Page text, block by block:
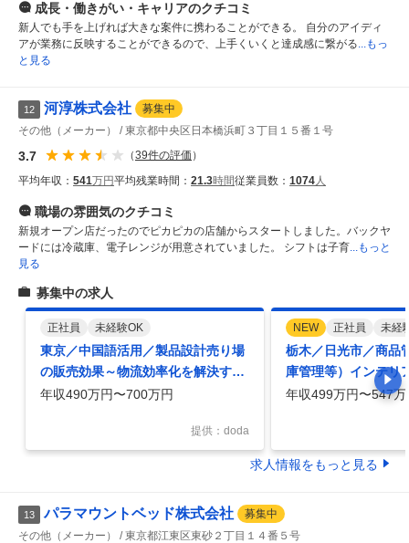
成長・働きがい・キャリアのクチコミ
新人でも手を上げれば大きな案件に携わることができる。 自分のアイディ
アが業務に反映することができるので、上手くいくと達成感に繋がる...もっ
と見る
12 河淳株式会社
募集中
その他（メーカー）
東京都中央区日本橋浜町３丁目１５番１号
3.7 （39件の評価 ）
平均年収： 541万円平均残業時間： 21.3時間従業員数： 1074人
職場の雰囲気のクチコミ
新規オープン店だったのでピカピカの店舗からスタートしました。バックヤ
ードには冷蔵庫、電子レンジが用意されていました。 シフトは子育...もっと
見る
募集中の求人
正社員 未経験OK
東京／中国語活用／製品設計売り場
の販売効果～物流効率化を解決する
什器開発残業20H程・土日祝休
年収490万円〜700万円
提供：doda
NEW 正社員 未経
栃木／日光市／商品
庫管理等）インテリ
YUCA」運営転勤無
年収499万円〜547万
求人情報をもっと見る
13 パラマウントベッド株式会社
募集中
その他（メーカー）
東京都江東区東砂２丁目１４番５号